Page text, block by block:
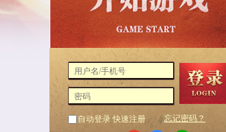
自动登录 忘记密码？
快速注册